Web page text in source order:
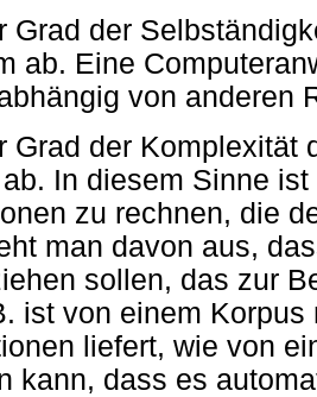
Grad der
ab. Eine
von anderen
Grad der Komplexität
In diesem Sinne
zu rechnen, die
man davon aus,
sollen, das zur
ist von einem
liefert, wie von
kann, dass es